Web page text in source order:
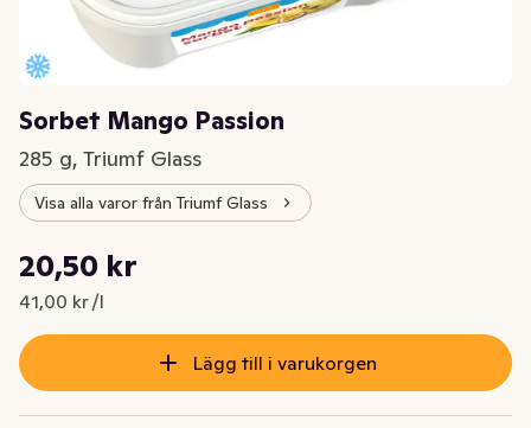
Sorbet Mango Passion
285 g, Triumf Glass
Visa alla varor från Triumf Glass
Nuvarande pris är: 20,50 kr
20,50 kr
41,00 kr /l
Styckpris: 41,00 kr /l
Lägg till i varukorgen